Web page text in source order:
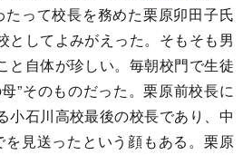
って校長を務めた栗原卯田子氏
としてよみがえった。そもそも男
と自体が珍しい。毎朝校門で生徒
”そのものだった。栗原前校長に
小石川高校最後の校長であり、中
見送ったという顔もある。栗原